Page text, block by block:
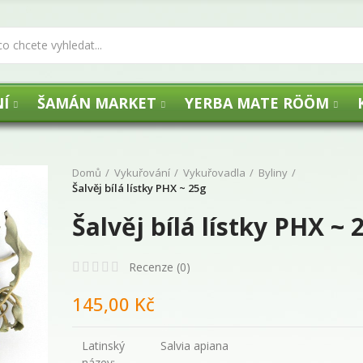
ŠAMÁN MARKET YERBA MATE RÖÖM
Domů Vykuřování Vykuřovadla
Byliny
Šalvěj bílá lístky PHX ~ 25g
Šalvěj bílá lístky PHX ~
Recenze (0)
145,00 Kč
Latinský
Salvia apiana